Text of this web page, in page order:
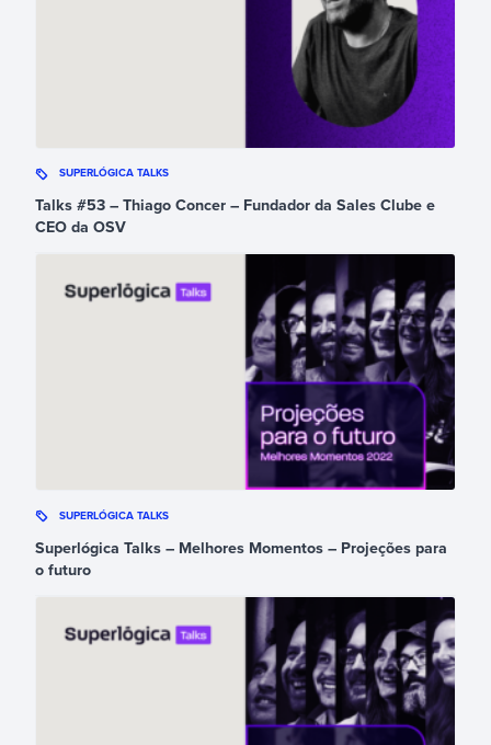
SUPERLÓGICA TALKS
Talks #53 – Thiago Concer – Fundador da Sales Clube e
CEO da OSV
SUPERLÓGICA TALKS
Superlógica Talks – Melhores Momentos – Projeções para
o futuro